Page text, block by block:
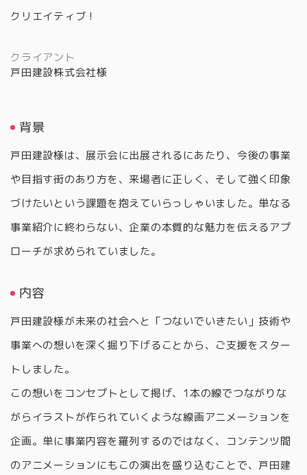
クリエイティブ！
クライアント
戸田建設株式会社様
背景
戸田建設様は、展示会に出展されるにあたり、今後の事業
や目指す街のあり方を、来場者に正しく、そして強く印象
づけたいという課題を抱えていらっしゃいました。単なる
事業紹介に終わらない、企業の本質的な魅力を伝えるアプ
ローチが求められていました。
内容
戸田建設様が未来の社会へと「つないでいきたい」技術や
事業への想いを深く掘り下げることから、ご支援をスター
トしました。
この想いをコンセプトとして掲げ、1本の線でつながりな
がらイラストが作られていくような線画アニメーションを
企画。単に事業内容を羅列するのではなく、コンテンツ間
のアニメーションにもこの演出を盛り込むことで、戸田建